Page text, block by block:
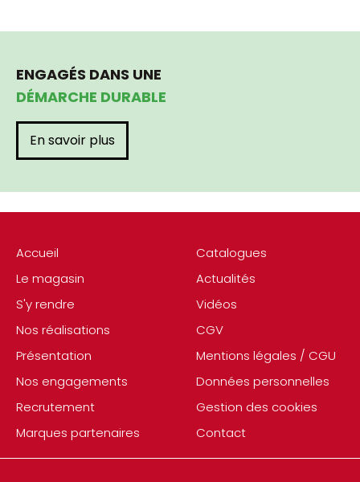
Accueil
Le magasin
S'y rendre
Nos réalisations
Présentation
Nos engagements
Recrutement
Marques partenaires
Catalogues
Actualités
Vidéos
CGV
Mentions légales / CGU
Données personnelles
Gestion des cookies
Contact
ENGAGÉS DANS UNE
DÉMARCHE DURABLE
En savoir plus